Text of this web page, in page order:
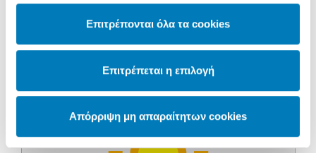
Επιτρέπονται όλα τα cookies
Επιτρέπεται η επιλογή
Απόρριψη μη απαραίτητων cookies
Ηλιοφάνεια